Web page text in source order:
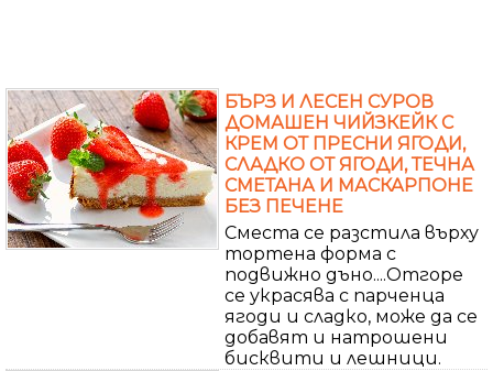
БЪРЗ И ЛЕСЕН СУРОВ
ДОМАШЕН ЧИЙЗКЕЙК С
КРЕМ ОТ ПРЕСНИ ЯГОДИ,
СЛАДКО ОТ ЯГОДИ, ТЕЧНА
СМЕТАНА И МАСКАРПОНЕ
БЕЗ ПЕЧЕНЕ
Сместа се разстила върху
тортена форма с
подвижно дъно....Отгоре
се украсява с парченца
ягоди и сладко, може да се
добавят и натрошени
бисквити и лешници.